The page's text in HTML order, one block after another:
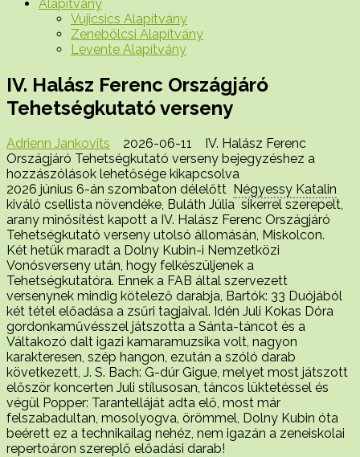
Alapítvány
Vujicsics Alapítvány
Zenebölcsi Alapítvány
Levente Alapítvány
IV. Halász Ferenc Országjáró
Tehetségkutató verseny
Adrienn Jankovits 2026-06-11
IV. Halász Ferenc
Országjáró Tehetségkutató verseny bejegyzéshez a
hozzászólások lehetősége kikapcsolva
2026 június 6-án szombaton délelőtt Négyessy Katalin
kiváló csellista növendéke, Buláth Júlia sikerrel szerepelt,
arany minősítést kapott a IV. Halász Ferenc Országjáró
Tehetségkutató verseny utolsó állomásán, Miskolcon.
Két hetük maradt a Dolny Kubin-i Nemzetközi
Vonósverseny után, hogy felkészüljenek a
Tehetségkutatóra. Ennek a FAB által szervezett
versenynek mindig kötelező darabja, Bartók: 33 Duójából
két tétel előadása a zsűri tagjaival. Idén Juli Kokas Dóra
gordonkaművésszel játszotta a Sánta-táncot és a
Váltakozó dalt igazi kamaramuzsika volt, nagyon
karakteresen, szép hangon, ezután a szóló darab
következett, J. S. Bach: G-dúr Gigue, melyet most játszott
először koncerten Juli stílusosan, táncos lüktetéssel és
végül Popper: Tarantelláját adta elő, most már
felszabadultan, mosolyogva, örömmel, Dolny Kubin óta
beérett ez a technikailag nehéz, nem igazán a zeneiskolai
repertoáron szereplő előadási darab!